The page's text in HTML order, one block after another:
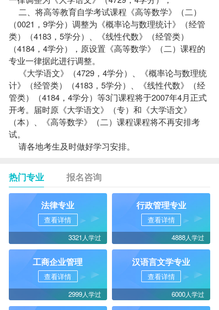
二、将高等教育自学考试课程《高等数学》（二）
（0021，9学分）调整为《概率论与数理统计》（经管
类）（4183，5学分）、《线性代数》（经管类）
（4184，4学分），原设置《高等数学》（二）课程的
专业一律据此进行调整。
《大学语文》（4729，4学分）、《概率论与数理统
计》（经管类）（4183，5学分）、《线性代数》（经
管类）（4184，4学分）等3门课程将于2007年4月正式
开考。届时原《大学语文》（专）和《大学语文》
（本）、《高等数学》（二）课程课程将不再安排考
试。
请各地考生及时做好学习安排。
热门专业 报名咨询
法律专业
查看详情
3321人学过
行政管理专业
查看详情
4888人学过
工商企业管理
查看详情
2999人学过
汉语言文学专业
查看详情
6000人学过